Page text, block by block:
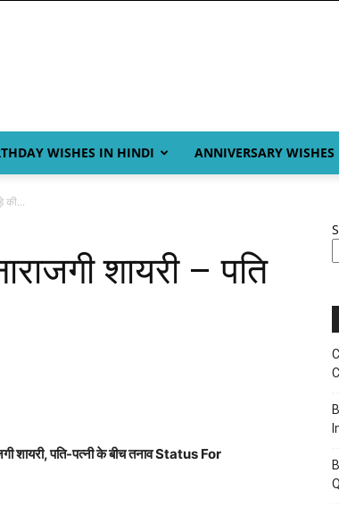
WISHES IN HINDI ANNIVERSARY WISHES
की...
शायरी – पति
शायरी, पति-पत्नी के बीच तनाव Status For